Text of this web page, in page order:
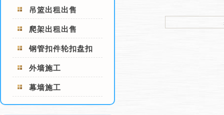
吊篮出租出售
爬架出租出售
钢管扣件轮扣盘扣
外墙施工
幕墙施工